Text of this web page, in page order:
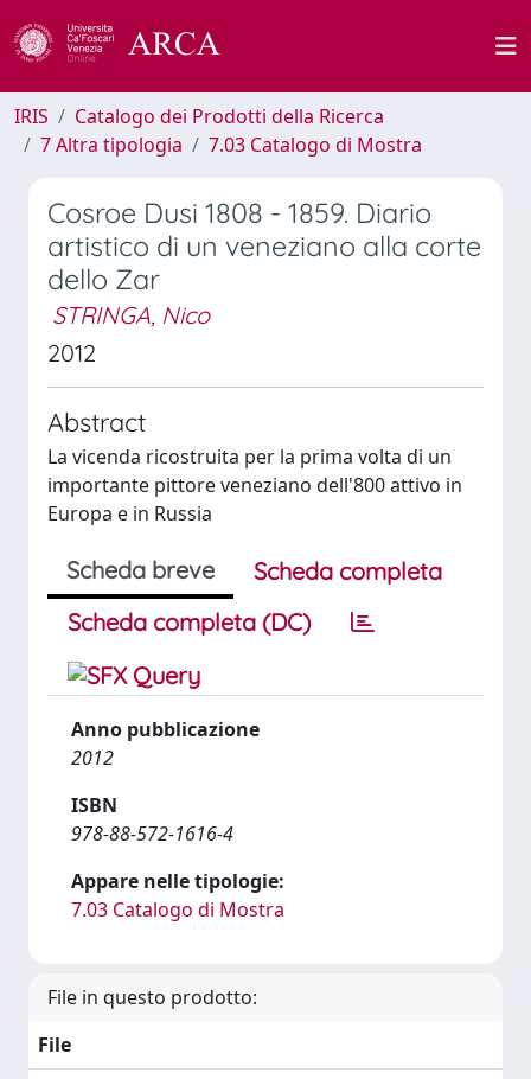
IRIS
Catalogo dei Prodotti della Ricerca
7 Altra tipologia
7.03 Catalogo di Mostra
Cosroe Dusi 1808 - 1859. Diario
artistico di un veneziano alla corte
dello Zar
STRINGA, Nico
2012
Abstract
La vicenda ricostruita per la prima volta di un
importante pittore veneziano dell'800 attivo in
Europa e in Russia
Scheda breve
Scheda completa
Scheda completa (DC)
Anno pubblicazione
2012
ISBN
978-88-572-1616-4
Appare nelle tipologie:
7.03 Catalogo di Mostra
File in questo prodotto:
File